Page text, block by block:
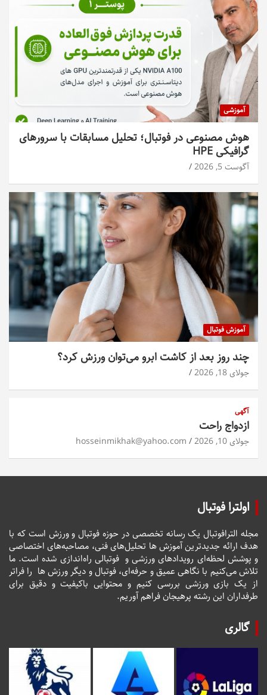
آموزشی
هوش مصنوعی در فوتبال؛ تحلیل مسابقات با سرورهای
گرافیکی HPE
آگوست 5, 2026
آموزش فوتبال
چند روز بعد از کاشت ابرو می‌توان ورزش کرد؟
جولای 18, 2026
آگهی
ازدواج راحت
جولای 10, 2026 hosseinmikhak@yahoo.com
اولترا فوتبال
مجله الترافوتبال یک رسانه تخصصی در حوزه فوتبال و ورزش است که با
هدف ارائه جدیدترین آموزش ها تحلیل‌های فنی، مصاحبه‌های اختصاصی
و پوشش لحظه‌ای رویدادهای ورزشی و فوتبالی راه‌اندازی شده است. ما
تلاش می‌کنیم با نگاهی عمیق و حرفه‌ای، فوتبال و دیگر ورزش ها را فراتر
از یک بازی ورزشی بررسی کنیم و محتوایی باکیفیت و دقیق برای
طرفداران این رشته پرهیجان فراهم آوریم.
گالری